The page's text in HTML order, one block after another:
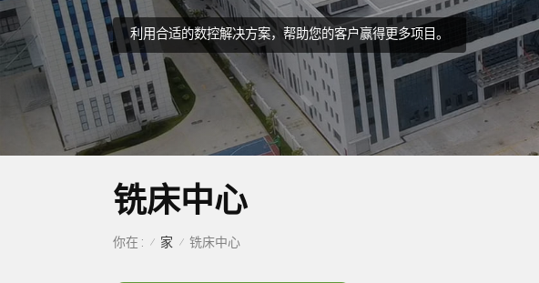
利用合适的数控解决方案，帮助您的客户赢得更多项目。
铣床中心
你在 : / 家 / 铣床中心